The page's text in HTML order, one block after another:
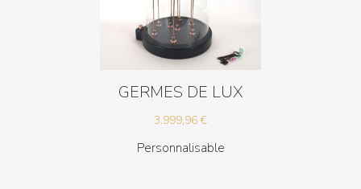
GERMES DE LUX
3.999,96€
Personnalisable